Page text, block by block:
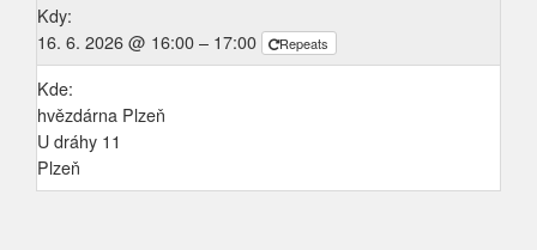
Kdy:
16. 6. 2026 @ 16:00 – 17:00
Repeats
Kde:
hvězdárna Plzeň
U dráhy 11
Plzeň